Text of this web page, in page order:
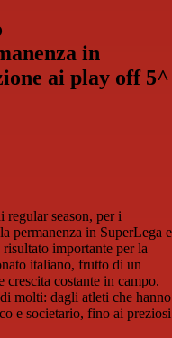
in
ai play off 5^
season, per i
permanenza in SuperLega e
importante per la
italiano, frutto di un
costante in campo.
molti: dagli atleti che hanno
e societario, fino ai preziosi